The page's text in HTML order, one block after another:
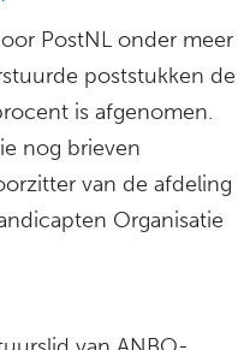
PostNL onder meer
poststukken de
is afgenomen.
nog brieven
van de afdeling
Organisatie